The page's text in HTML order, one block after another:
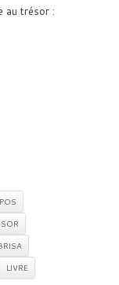
au trésor :
LIVRE